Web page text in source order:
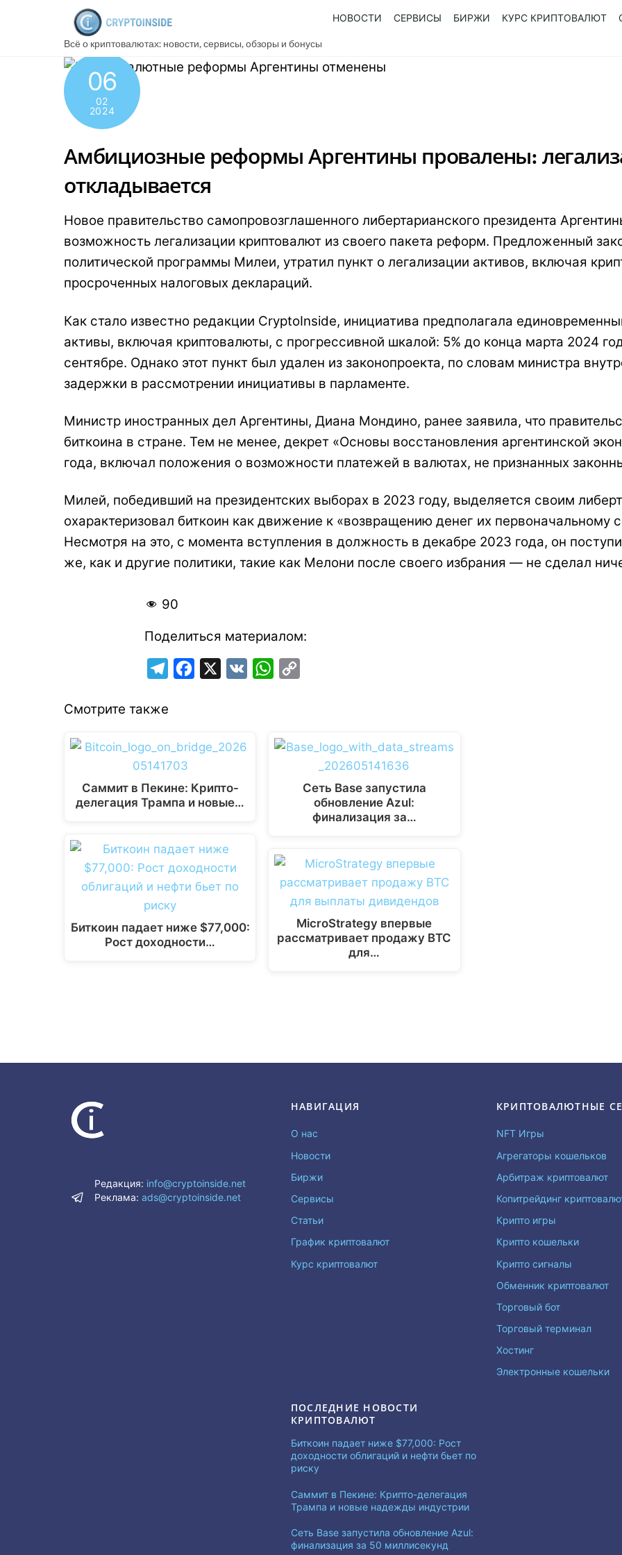
Всё о криптовалютах: новости, сервисы, обзоры и бонусы
НОВОСТИ СЕРВИСЫ БИРЖИ КУРС КРИПТОВАЛЮТ
06
02
2024
Амбициозные реформы Аргентины провалены:
откладывается
Новое правительство самопровозглашенного либертарианского президента
возможность легализации криптовалют из своего пакета реформ. Предложенный
политической программы Милеи, утратил пункт о легализации активов, включая
просроченных налоговых деклараций.
Как стало известно редакции CryptoInside, инициатива предполагала
активы, включая криптовалюты, с прогрессивной шкалой: 5% до конца марта 2024
сентябре. Однако этот пункт был удален из законопроекта, по словам министра
задержки в рассмотрении инициативы в парламенте.
Министр иностранных дел Аргентины, Диана Мондино, ранее заявила, что
биткоина в стране. Тем не менее, декрет «Основы восстановления аргентинской
года, включал положения о возможности платежей в валютах, не признанных
Милей, победивший на президентских выборах в 2023 году, выделяется своим
охарактеризовал биткоин как движение к «возвращению денег их первоначальному
Несмотря на это, с момента вступления в должность в декабре 2023 года, он
же, как и другие политики, такие как Мелони после своего избрания — не сделал
90
Поделиться материалом:
g
r
a
b
o
W
s
L
n
Смотрите также
Саммит в Пекине: Крипто-
делегация Трампа и новые…
Биткоин падает ниже $77,000:
Рост доходности…
Сеть Base запустила
обновление Azul:
финализация за…
MicroStrategy впервые
рассматривает продажу BTC
для…
Редакция: info@cryptoinside.net
Реклама: ads@cryptoinside.net
НАВИГАЦИЯ
О нас
Новости
Биржи
Сервисы
Статьи
График криптовалют
Курс криптовалют
КРИПТОВАЛЮТНЫЕ
NFT Игры
Агрегаторы кошельков
Арбитраж криптовалют
Копитрейдинг
Крипто игры
Крипто кошельки
Крипто сигналы
Обменник криптовалют
Торговый бот
Торговый терминал
Хостинг
Электронные кошельки
ПОСЛЕДНИЕ НОВОСТИ
КРИПТОВАЛЮТ
Биткоин падает ниже $77,000: Рост
доходности облигаций и нефти бьет по
риску
Саммит в Пекине: Крипто-делегация
Трампа и новые надежды индустрии
Сеть Base запустила обновление Azul:
финализация за 50 миллисекунд